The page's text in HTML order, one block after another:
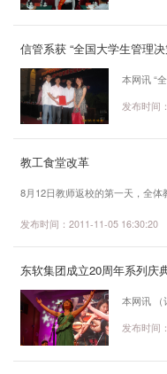
出，这次
盛会。近
重要贡献
信管系获 “全国大学生管理
本网讯 “
日—23日
商邱林致
伍参加了
发布时间
教工食堂改革
8月12日教师返校的第一天，全
品，落座就餐，一切有条不紊。
菜色有荤有素，有鱼有肉，有粗
发布时间：2011-11-05 16:30:20
东软集团成立20周年系列庆
本网讯 （
际会议中
裁王勇峰
发布时间